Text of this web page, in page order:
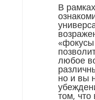
В
«фокусы
любое
но и вы
том,